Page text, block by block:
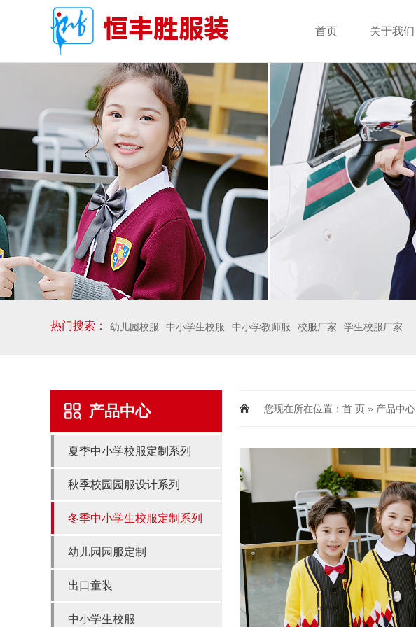
首页 关于我们
热门搜索： 幼儿园校服 中小学生校服 中小学教师服 校服厂家 学生校服厂家
产品中心
夏季中小学校服定制系列
秋季校园园服设计系列
冬季中小学生校服定制系列
幼儿园园服定制
出口童装
中小学生校服
您现在所在位置： 首 页 » 产品中心